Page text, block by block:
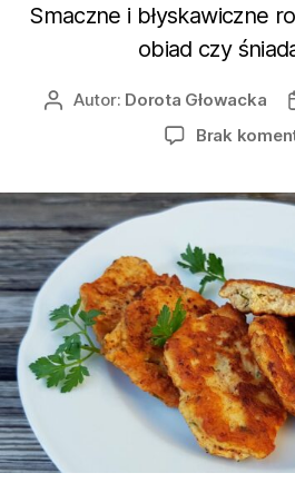
Smaczne i błyskawiczne
obiad czy
Autor: Dorota Głowacka
Brak